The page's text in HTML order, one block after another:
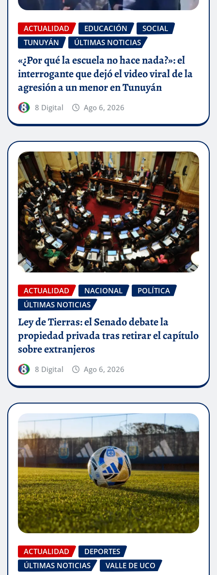
ACTUALIDAD EDUCACIÓN
SOCIAL
TUNUYÁN
ÚLTIMAS NOTICIAS
«¿Por qué la escuela no hace nada?»: el
interrogante que dejó el video viral de la
agresión a un menor en Tunuyán
8 Digital Ago 6, 2026
ACTUALIDAD NACIONAL
POLÍTICA
ÚLTIMAS NOTICIAS
Ley de Tierras: el Senado debate la
propiedad privada tras retirar el capítulo
sobre extranjeros
8 Digital Ago 6, 2026
ACTUALIDAD
DEPORTES
ÚLTIMAS NOTICIAS
VALLE DE UCO